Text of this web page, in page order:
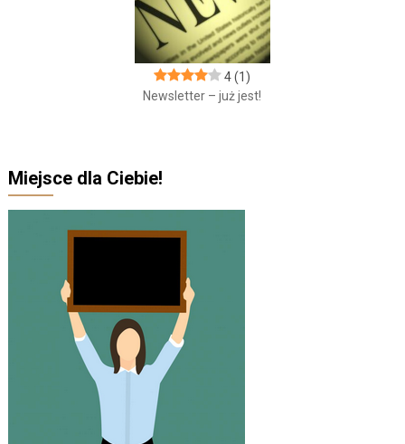
4 (1)
Newsletter – już jest!
Miejsce dla Ciebie!